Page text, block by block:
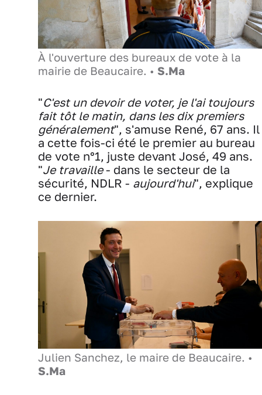
À l'ouverture des bureaux de vote à la
mairie de Beaucaire. • S.Ma
"C'est un devoir de voter, je l'ai toujours
fait tôt le matin, dans les dix premiers
généralement", s'amuse René, 67 ans. Il
a cette fois-ci été le premier au bureau
de vote n°1, juste devant José, 49 ans.
"Je travaille- dans le secteur de la
sécurité, NDLR - aujourd'hui", explique
ce dernier.
Julien Sanchez, le maire de Beaucaire. •
S.Ma